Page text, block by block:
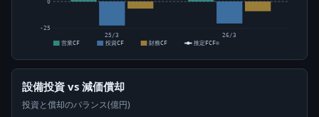
-25
0
25/3
26/3
営業CF
投資CF 財務CF 推定FCF⊙
設備投資 vs 減価償却
投資と償却のバランス(億円)